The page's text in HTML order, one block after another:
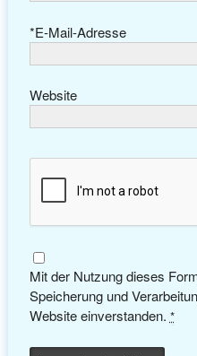
E-Mail-Adresse
*
Website
Mit der Nutzung dieses
Speicherung und
Website einverstanden. *